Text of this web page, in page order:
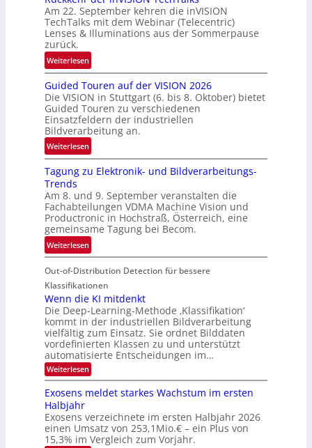
b
e
g
r
e
z
t
e
M
ö
g
l
c
h
k
e
i
n
Am 22. September kehren die inVISION
TechTalks mit dem Webinar (Telecentric)
Lenses & Illuminations aus der Sommerpause
zurück.
Weiterlesen:
R
ü
c
k
k
e
h
e
r
i
n
V
I
S
I
O
N
T
e
c
h
T
a
k
s
Guided Touren auf der VISION 2026
Die VISION in Stuttgart (6. bis 8. Oktober) bietet
Guided Touren zu verschiedenen
Einsatzfeldern der industriellen
Bildverarbeitung an.
Weiterlesen:
G
u
d
e
d
T
o
e
n
a
u
f
d
e
r
V
S
I
Tagung zu Elektronik- und Bildverarbeitungs-
Trends
Am 8. und 9. September veranstalten die
Fachabteilungen VDMA Machine Vision und
Productronic in Hochstraß, Österreich, eine
gemeinsame Tagung bei Becom.
Weiterlesen:
T
a
g
u
n
g
z
u
E
l
e
t
r
o
Out-of-Distribution Detection für bessere
Klassifikationen
Wenn die KI mitdenkt
Die Deep-Learning-Methode ‚Klassifikation‘
kommt in der industriellen Bildverarbeitung
vielfältig zum Einsatz. Sie ordnet Bilddaten
vordefinierten Klassen zu und unterstützt
automatisierte Entscheidungen im…
Weiterlesen:
W
n
d
i
e
Exosens meldet starkes Wachstum im ersten
Halbjahr
Exosens verzeichnete im ersten Halbjahr 2026
einen Umsatz von 253,1Mio.€ – ein Plus von
15,3% im Vergleich zum Vorjahr.